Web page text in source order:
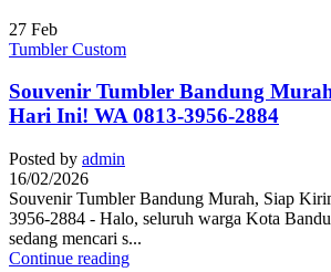
27 Feb
Tumbler Custom
Souvenir Tumbler Bandung
Hari Ini! WA 0813-3956-2884
Posted by admin
16/02/2026
Souvenir Tumbler Bandung Murah, Siap
3956-2884 - Halo, seluruh warga Kota
sedang mencari s...
Continue reading